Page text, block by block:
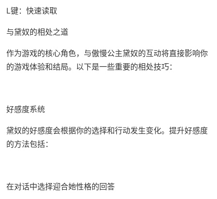
L键：快速读取
与黛奴的相处之道
作为游戏的核心角色，与傲慢公主黛奴的互动将直接影响你
的游戏体验和结局。以下是一些重要的相处技巧：
好感度系统
黛奴的好感度会根据你的选择和行动发生变化。提升好感度
的方法包括：
在对话中选择迎合她性格的回答